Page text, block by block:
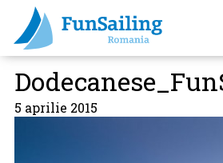
5 aprilie 2015